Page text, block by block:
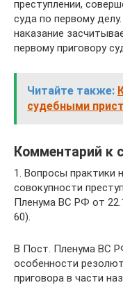
преступлении,
суда по первому
наказание
первому приговору
Читайте также:
судебными
Комментарий к
1. Вопросы практики
совокупности
Пленума ВС РФ от
60).
В Пост. Пленума ВС
особенности
приговора в части